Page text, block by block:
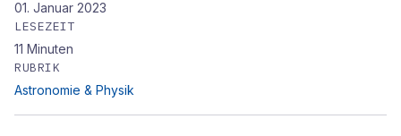
01. Januar 2023
LESEZEIT
11 Minuten
RUBRIK
Astronomie & Physik